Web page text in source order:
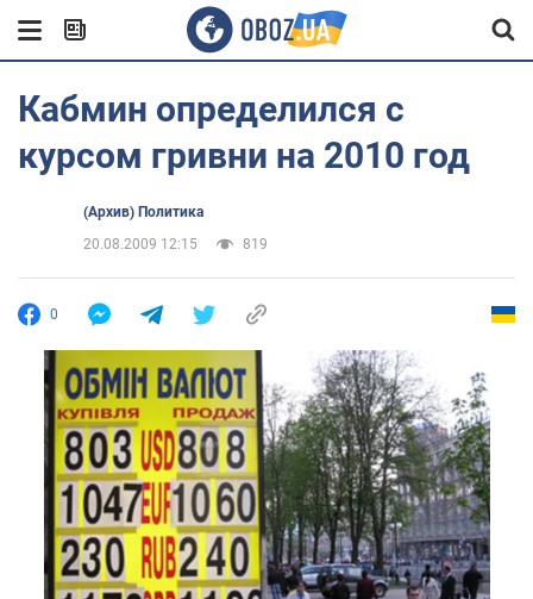
Кабмин определился с
курсом гривни на 2010 год
(Архив) Политика
20.08.2009 12:15
819
0